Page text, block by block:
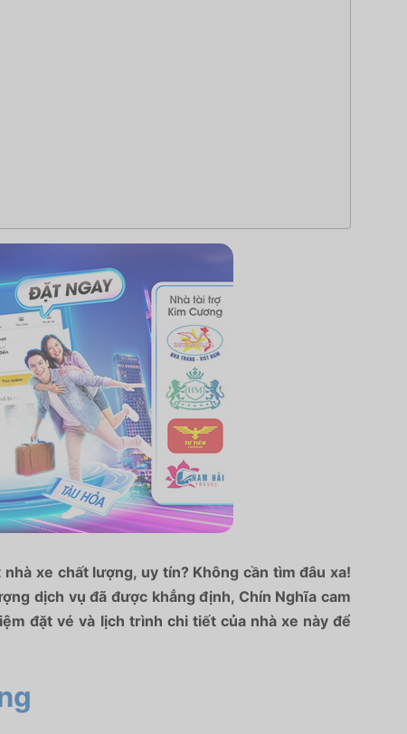
xe chất lượng, uy tín? Không cần tìm đâu xa!
dịch vụ đã được khẳng định, Chín Nghĩa cam
đặt vé và lịch trình chi tiết của nhà xe này để